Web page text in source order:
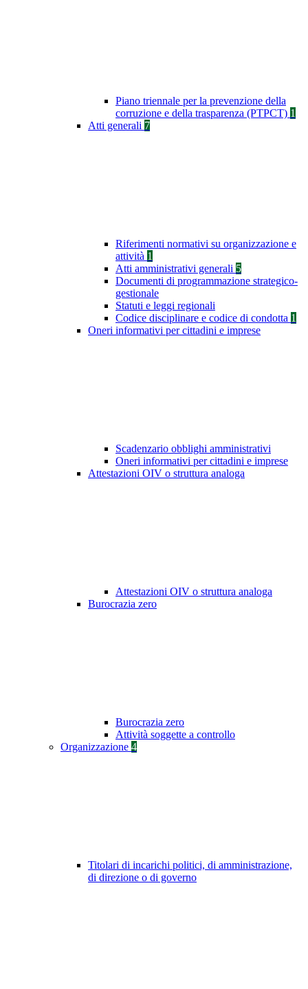
Piano triennale per la prevenzione della
corruzione e della trasparenza (PTPCT) 1
Atti generali 7
Riferimenti normativi su organizzazione e
attività 1
Atti amministrativi generali 5
Documenti di programmazione strategico-
gestionale
Statuti e leggi regionali
Codice disciplinare e codice di condotta 1
Oneri informativi per cittadini e imprese
Scadenzario obblighi amministrativi
Oneri informativi per cittadini e imprese
Attestazioni OIV o struttura analoga
Attestazioni OIV o struttura analoga
Burocrazia zero
Burocrazia zero
Attività soggette a controllo
Organizzazione 4
Titolari di incarichi politici, di amministrazione,
di direzione o di governo